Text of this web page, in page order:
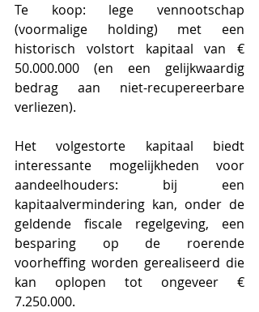
Te koop: lege vennootschap
(voormalige holding) met een
historisch volstort kapitaal van €
50.000.000 (en een gelijkwaardig
bedrag aan niet-recupereerbare
verliezen).
Het volgestorte kapitaal biedt
interessante mogelijkheden voor
aandeelhouders: bij een
kapitaalvermindering kan, onder de
geldende fiscale regelgeving, een
besparing op de roerende
voorheffing worden gerealiseerd die
kan oplopen tot ongeveer €
7.250.000.